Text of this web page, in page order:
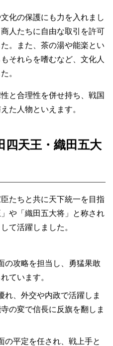
化の保護にも力を入れまし
人たちに自由な取引を許可
。また、茶の湯や能楽とい
それらを嗜むなど、文化人
。
と合理性を併せ持ち、戦国
た人物といえます。
四天王・織田五大
たちと共に天下統一を目指
や「織田五大将」と称され
て活躍しました。
の攻略を担当し、勇猛果敢
ています。
れ、外交や内政で活躍しま
の変で信長に反旗を翻しま
の平定を任され、戦上手と